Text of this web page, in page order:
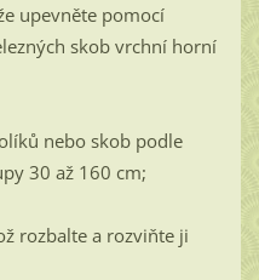
upevněte pomocí
skob vrchní horní
nebo skob podle
30 až 160 cm;
rozbalte a rozviňte ji